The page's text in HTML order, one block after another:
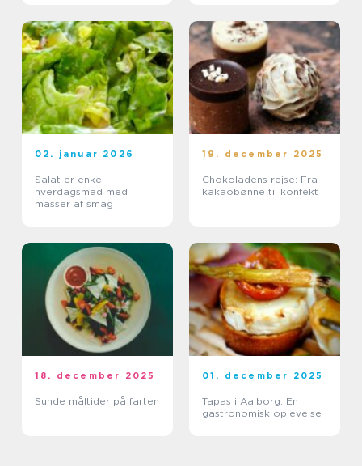
02. januar 2026
Salat er enkel
hverdagsmad med
masser af smag
19. december 2025
Chokoladens rejse: Fra
kakaobønne til konfekt
18. december 2025
Sunde måltider på farten
01. december 2025
Tapas i Aalborg: En
gastronomisk oplevelse